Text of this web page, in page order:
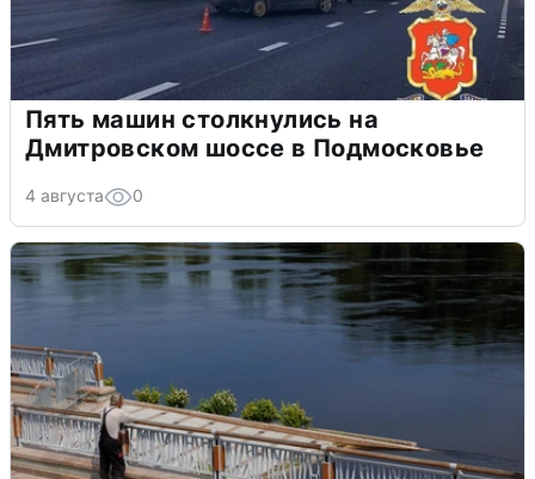
Пять машин столкнулись на
Дмитровском шоссе в Подмосковье
4 августа 0